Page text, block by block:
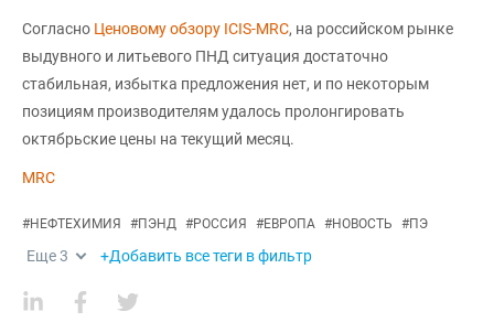
Согласно Ценовому обзору ICIS-MRC, на российском рынке
выдувного и литьевого ПНД ситуация достаточно
стабильная, избытка предложения нет, и по некоторым
позициям производителям удалось пролонгировать
октябрьские цены на текущий месяц.
MRC
#НЕФТЕХИМИЯ #ПЭНД #РОССИЯ #ЕВРОПА #НОВОСТЬ #ПЭ
Еще3 +Добавить все теги в фильтр